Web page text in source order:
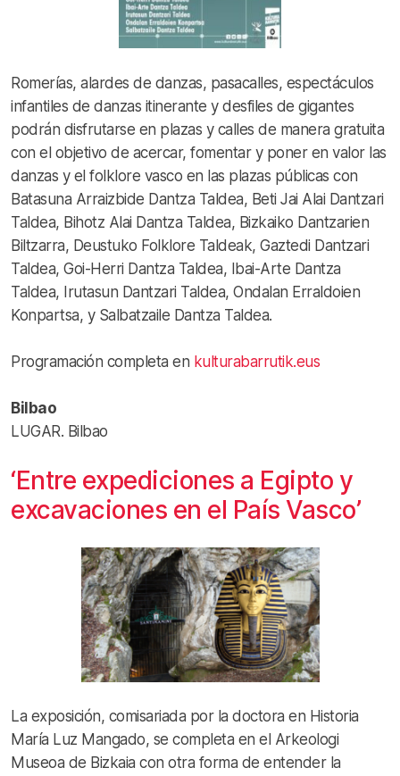
Romerías, alardes de danzas, pasacalles, espectáculos
infantiles de danzas itinerante y desfiles de gigantes
podrán disfrutarse en plazas y calles de manera gratuita
con el objetivo de acercar, fomentar y poner en valor las
danzas y el folklore vasco en las plazas públicas con
Batasuna Arraizbide Dantza Taldea, Beti Jai Alai Dantzari
Taldea, Bihotz Alai Dantza Taldea, Bizkaiko Dantzarien
Biltzarra, Deustuko Folklore Taldeak, Gaztedi Dantzari
Taldea, Goi-Herri Dantza Taldea, Ibai-Arte Dantza
Taldea, Irutasun Dantzari Taldea, Ondalan Erraldoien
Konpartsa, y Salbatzaile Dantza Taldea.
Programación completa en kulturabarrutik.eus
Bilbao
LUGAR. Bilbao
‘Entre expediciones a Egipto y
excavaciones en el País Vasco’
La exposición, comisariada por la doctora en Historia
María Luz Mangado, se completa en el Arkeologi
Museoa de Bizkaia con otra forma de entender la